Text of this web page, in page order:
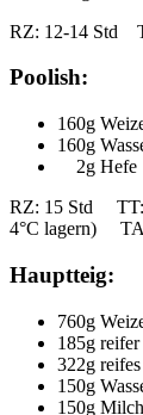
RZ: 12-14 Std
Poolish:
160g
160g
2g Hefe
RZ: 15 Std TT:
4°C lagern)
Hauptteig:
760g
185g reifer
322g
150g
150g Milch